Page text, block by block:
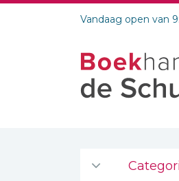
Vandaag open van